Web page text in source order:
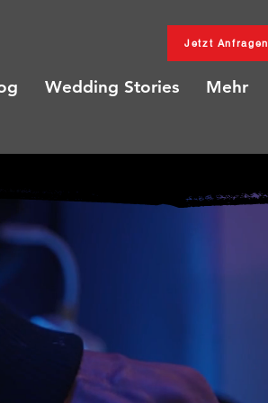
Jetzt Anfragen
Wedding Stories Mehr